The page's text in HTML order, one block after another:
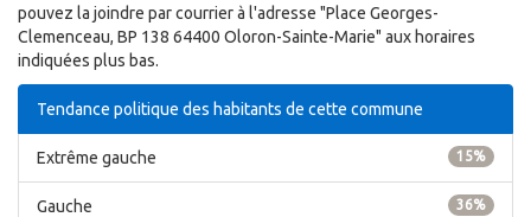
pouvez la joindre par courrier à l'adresse "Place Georges-
Clemenceau, BP 138 64400 Oloron-Sainte-Marie" aux horaires
indiquées plus bas.
Tendance politique des habitants de cette commune
15%
Extrême gauche
36%
Gauche